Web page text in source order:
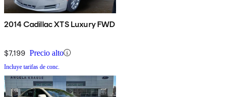
2014 Cadillac XTS Luxury FWD
$7,199 Precio alto
Incluye tarifas de conc.